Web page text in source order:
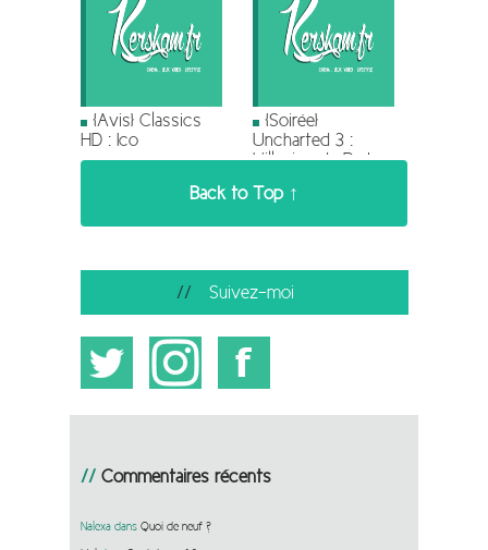
[Avis] Classics
HD : Ico
[Soirée]
Uncharted 3 :
L’illusion de Drake
Back to Top ↑
Suivez-moi
Commentaires récents
Nalexa dans Quoi de neuf ?